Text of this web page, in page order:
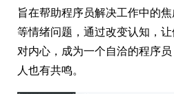
旨在帮助程序员解决工作中的
等情绪问题，通过改变认知，
对内心，成为一个自洽的程序
人也有共鸣。